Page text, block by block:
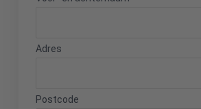
Adres
Postcode